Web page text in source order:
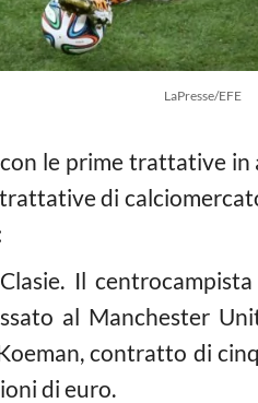
LaPresse/EFE
le prime trattative in
di
Il
al Manchester
contratto di
di euro.